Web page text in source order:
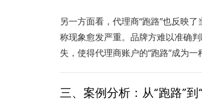
另一方面看，代理商“跑路”也反映
称现象愈发严重。品牌方难以准确
失，使得代理商账户的“跑路”成为一
三、案例分析：从“跑路”到